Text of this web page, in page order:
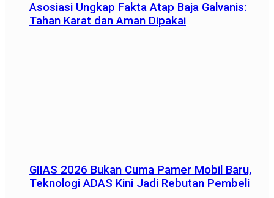
Asosiasi Ungkap Fakta Atap Baja Galvanis:
Tahan Karat dan Aman Dipakai
GIIAS 2026 Bukan Cuma Pamer Mobil Baru,
Teknologi ADAS Kini Jadi Rebutan Pembeli